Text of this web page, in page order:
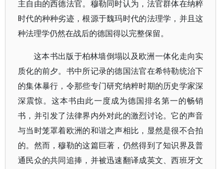
主自由的西德法官。穆勒同时认为，法官群体在纳粹
时代的种种劣迹，根源于魏玛时代的法理学，并且这
种法理学仍然在战后的德国得以完整保留。
这本书出版于柏林墙倒塌以及欧洲一体化走向实
质化的前夕。书中所记录的德国法官在希特勒统治下
的集体暴行，令那些专门研究纳粹时期的历史学家深
深震惊。这本书由此一度成为德国排名第一的畅销
书，并引发了法律界内外对此的激烈讨论。它的声音
与当时笼罩着欧洲的和谐之声相比，显然是很不合拍
的。然而，穆勒的这篇巨著，仍然得到了知识界及普
通民众的共同追捧，并被迅速翻译成英文、西班牙文